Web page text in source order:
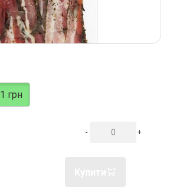
грн
- +